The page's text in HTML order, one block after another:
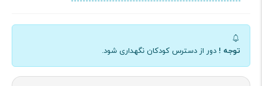
توجه ! دور از دسترس کودکان نگهداری شود.